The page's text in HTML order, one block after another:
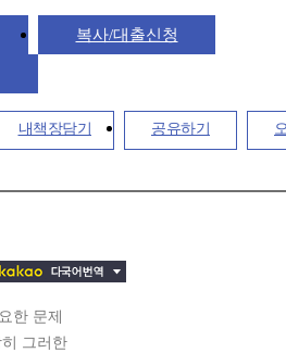
복사/대출신청
내책장담기 공유하기
한 문제
그러한